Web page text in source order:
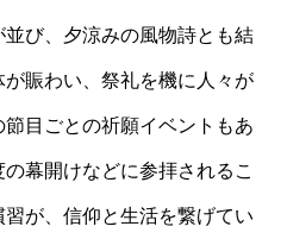
び、夕涼みの風物詩とも結
賑わい、祭礼を機に人々が
目ごとの祈願イベントもあ
幕開けなどに参拝されるこ
が、信仰と生活を繋げてい